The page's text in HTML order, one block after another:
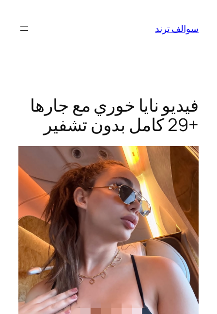
المحتوى
سوالف ترند
فيديو نايا خوري مع جارها
+29 كامل بدون تشفير